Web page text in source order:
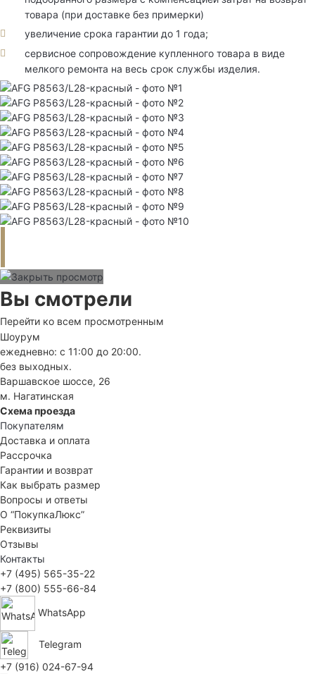
товара (при доставке без примерки)
увеличение срока гарантии до 1 года;
сервисное сопровождение купленного товара в виде
мелкого ремонта на весь срок службы изделия.
Вы смотрели
Перейти ко всем просмотренным
Шоурум
ежедневно: с 11:00 до 20:00.
без выходных.
Варшавское шоссе, 26
м. Нагатинская
Схема проезда
Покупателям
Доставка и оплата
Рассрочка
Гарантии и возврат
Как выбрать размер
Вопросы и ответы
О “ПокупкаЛюкс”
Реквизиты
Отзывы
Контакты
+7 (495) 565-35-22
+7 (800) 555-66-84
WhatsApp
Telegram
+7 (916) 024-67-94